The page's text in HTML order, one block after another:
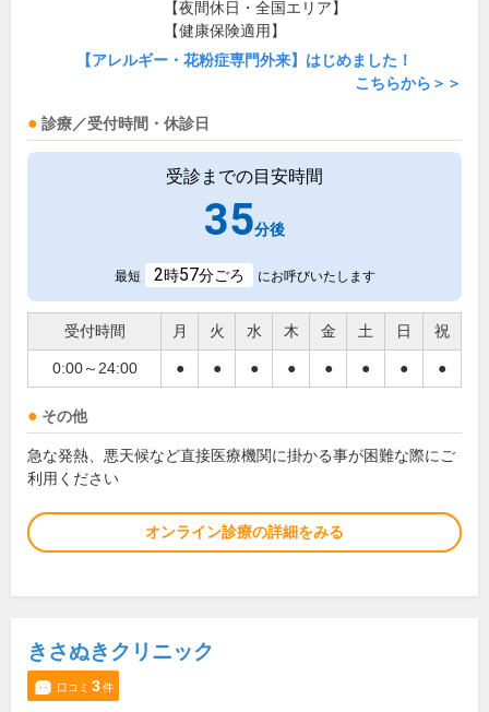
【夜間休日・全国エリア】
【健康保険適用】
【アレルギー・花粉症専門外来】はじめました！
こちらから＞＞
診療／受付時間・休診日
受診までの目安時間
35分後
最短 2時57分ごろ にお呼びいたします
受付時間 月 火 水 木 金 土 日 祝
0:00～24:00 ● ● ● ● ● ● ● ●
その他
急な発熱、悪天候など直接医療機関に掛かる事が困難な際にご
利用ください
オンライン診療の詳細をみる
きさぬきクリニック
口コミ 3件